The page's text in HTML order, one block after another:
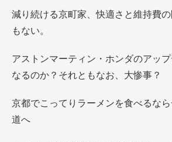
減り続ける京町家、快適さと維持費
もない。
アストンマーティン・ホンダのアッ
なるのか？それともなお、大惨事？
京都でこってりラーメンを食べるな
道へ